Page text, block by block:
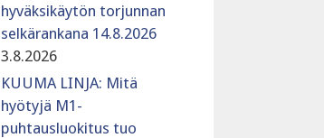
hyväksikäytön torjunnan
selkärankana 14.8.2026
3.8.2026
KUUMA LINJA: Mitä
hyötyjä M1-
puhtausluokitus tuo